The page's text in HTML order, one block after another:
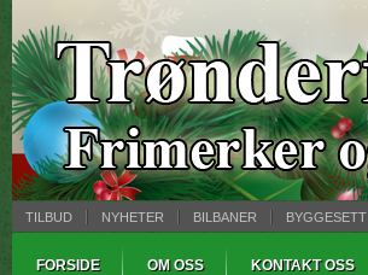
TILBUD NYHETER BILBANER BYGGESETT
FORSIDE OM OSS KONTAKT OSS